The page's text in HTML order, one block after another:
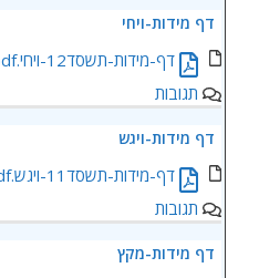
דף מידות-ויחי
דף-מידות-תשסד12-ויחי.pdf
תגובות
דף מידות-ויגש
דף-מידות-תשסד11-ויגש.pdf
תגובות
דף מידות-מקץ